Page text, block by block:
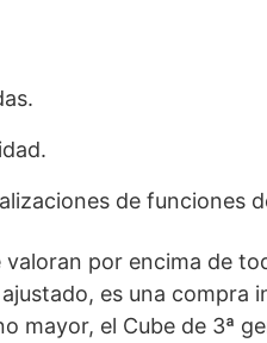
de funciones
valoran por encima de
es una compra
mayor, el Cube de 3ª